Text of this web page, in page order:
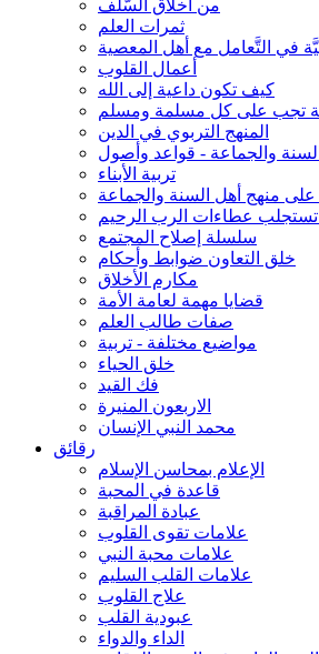
من أخلاق السَّلف
ثمرات العلم
في التَّعامل مع أهل المعصية
أعمال القلوب
كيف تكون داعية إلى الله
تجب على كل مسلمة ومسلم
المنهج التربوي في الدين
والجماعة - قواعد وأصول
تربية الأبناء
على منهج أهل السنة والجماعة
تستجلب عطاءات الرب الرحيم
سلسلة إصلاح المجتمع
خلق التعاون ضوابط وأحكام
مكارم الأخلاق
قضايا مهمة لعامة الأمة
صفات طالب العلم
مواضيع مختلفة - تربية
خلق الحياء
فك القيد
الاربعون المنيرة
محمد النبي الإنسان
رقائق
الإعلام بمحاسن الإسلام
قاعدة في المحبة
عبادة المراقبة
علامات تقوى القلوب
علامات محبة النبي
علامات القلب السليم
علاج القلوب
عبودية القلب
الداء والدواء